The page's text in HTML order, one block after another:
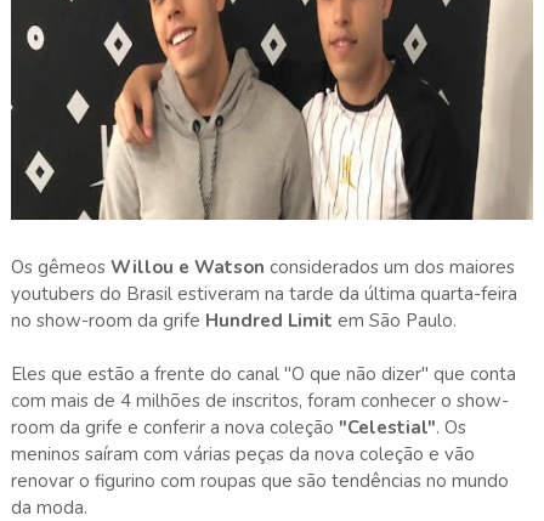
Os gêmeos Willou e Watson considerados um dos maiores
youtubers do Brasil estiveram na tarde da última quarta-feira
no show-room da grife Hundred Limit em São Paulo.
Eles que estão a frente do canal "O que não dizer" que conta
com mais de 4 milhões de inscritos, foram conhecer o show-
room da grife e conferir a nova coleção "Celestial". Os
meninos saíram com várias peças da nova coleção e vão
renovar o figurino com roupas que são tendências no mundo
da moda.